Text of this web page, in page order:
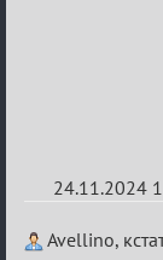
24.11.2024
Re:Avellino,